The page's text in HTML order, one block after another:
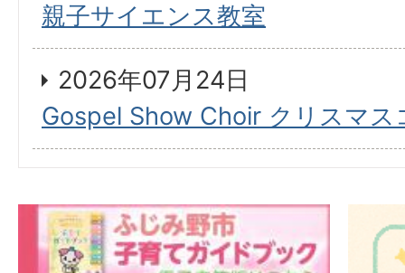
親子サイエンス教室
2026年07月24日
Gospel Show Choir クリスマス